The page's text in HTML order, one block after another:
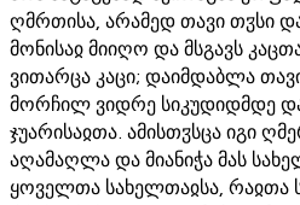
ღმრთისა, არამედ თავი თჳსი
მონისაჲ მიიღო და მსგავს
ვითარცა კაცი; დაიმდაბლა
მორჩილ ვიდრე სიკუდიდმდე
ჯუარისაჲთა. ამისთჳსცა იგი
აღამაღლა და მიანიჭა მას
ყოველთა სახელთაჲსა, რაჲთა